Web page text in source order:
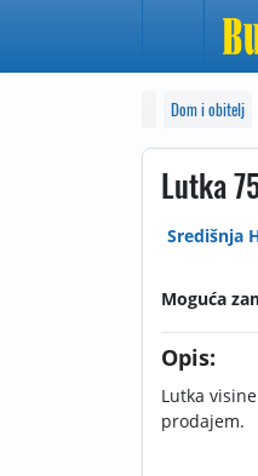
Dom i obitelj
Lutka
Središnja
Moguća
Opis:
Lutka
prodajem.